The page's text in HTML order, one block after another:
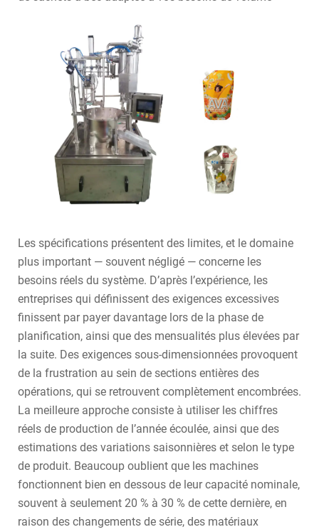
Les spécifications présentent des limites, et le domaine
plus important — souvent négligé — concerne les
besoins réels du système. D’après l’expérience, les
entreprises qui définissent des exigences excessives
finissent par payer davantage lors de la phase de
planification, ainsi que des mensualités plus élevées par
la suite. Des exigences sous-dimensionnées provoquent
de la frustration au sein de sections entières des
opérations, qui se retrouvent complètement encombrées.
La meilleure approche consiste à utiliser les chiffres
réels de production de l’année écoulée, ainsi que des
estimations des variations saisonnières et selon le type
de produit. Beaucoup oublient que les machines
fonctionnent bien en dessous de leur capacité nominale,
souvent à seulement 20 % à 30 % de cette dernière, en
raison des changements de série, des matériaux